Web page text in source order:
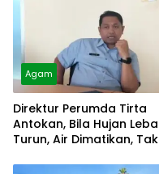
Agam
Direktur Perumda Tirta
Antokan, Bila Hujan
Turun, Air Dimatikan, Tak